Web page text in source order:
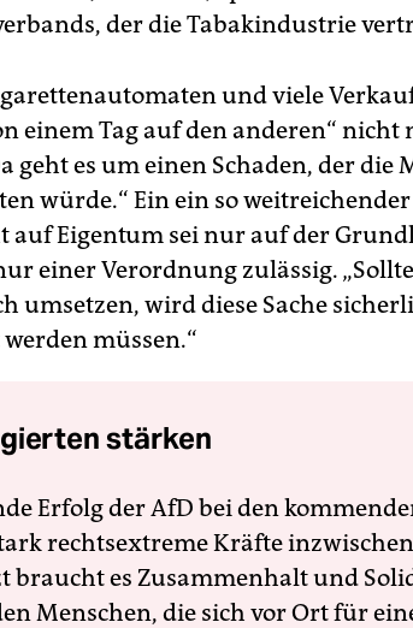
der die Tabakindustrie
und viele
einem Tag auf den anderen“
geht es um einen Schaden, der
würde.“ Ein ein so
auf Eigentum sei nur auf der
einer Verordnung zulässig.
umsetzen, wird diese Sache
müssen.“
stärken
Erfolg der AfD bei den
rechtsextreme Kräfte
braucht es Zusammenhalt und
Menschen, die sich vor Ort für